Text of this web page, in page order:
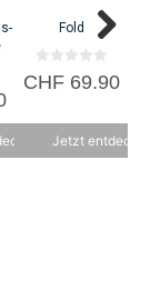
Fold
0
v
CHF69.90
Jetzt